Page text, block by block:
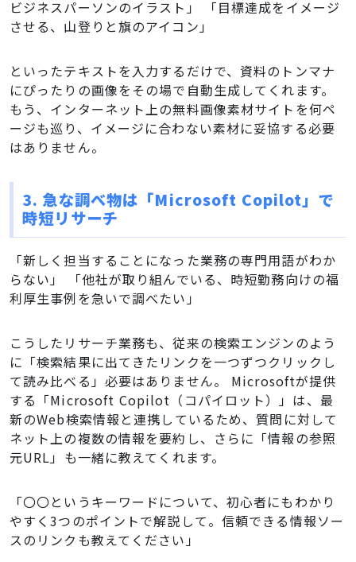
ビジネスパーソンのイラスト」 「目標達成をイメージ
させる、山登りと旗のアイコン」
といったテキストを入力するだけで、資料のトンマナ
にぴったりの画像をその場で自動生成してくれます。
もう、インターネット上の無料画像素材サイトを何ペ
ージも巡り、イメージに合わない素材に妥協する必要
はありません。
3. 急な調べ物は「Microsoft Copilot」で
時短リサーチ
「新しく担当することになった業務の専門用語がわか
らない」 「他社が取り組んでいる、時短勤務向けの福
利厚生事例を急いで調べたい」
こうしたリサーチ業務も、従来の検索エンジンのよう
に「検索結果に出てきたリンクを一つずつクリックし
て読み比べる」必要はありません。 Microsoftが提供
する「Microsoft Copilot（コパイロット）」は、最
新のWeb検索情報と連携しているため、質問に対して
ネット上の複数の情報を要約し、さらに「情報の参照
元URL」も一緒に教えてくれます。
「〇〇というキーワードについて、初心者にもわかり
やすく3つのポイントで解説して。信頼できる情報ソー
スのリンクも教えてください」